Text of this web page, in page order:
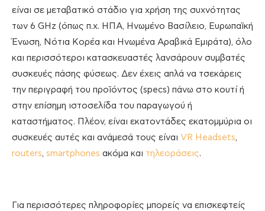
είναι σε μεταβατικό στάδιο για χρήση της συχνότητας
των 6 GHz (όπως π.χ. ΗΠΑ, Ηνωμένο Βασίλειο, Ευρωπαϊκή
Ένωση, Νότια Κορέα και Ηνωμένα Αραβικά Εμιράτα), όλο
και περισσότεροι κατασκευαστές λανσάρουν συμβατές
συσκευές πάσης φύσεως. Δεν έχεις απλά να τσεκάρεις
την περιγραφή του προϊόντος (specs) πάνω στο κουτί ή
στην επίσημη ιστοσελίδα του παραγωγού ή
καταστήματος. Πλέον, είναι εκατοντάδες εκατομμύρια οι
συσκευές αυτές και ανάμεσά τους είναι VR Headsets,
routers, smartphones ακόμα και τηλεοράσεις.
Για περισσότερες πληροφορίες μπορείς να επισκεφτείς